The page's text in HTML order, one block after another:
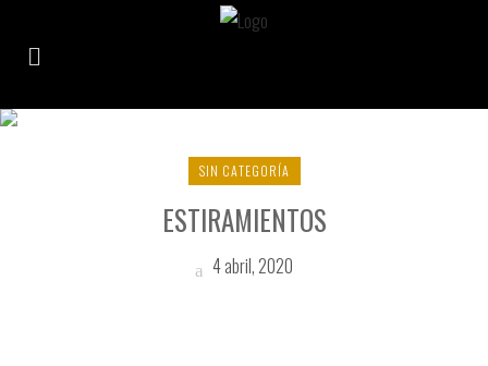
SIN CATEGORÍA
ESTIRAMIENTOS
4 abril, 2020